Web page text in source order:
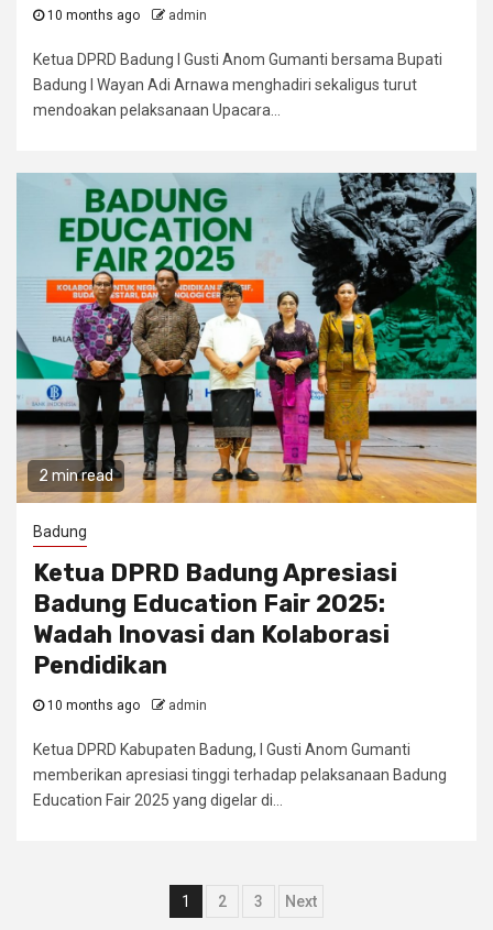
10 months ago admin
Ketua DPRD Badung I Gusti Anom Gumanti bersama Bupati
Badung I Wayan Adi Arnawa menghadiri sekaligus turut
mendoakan pelaksanaan Upacara...
2 min read
Badung
Ketua DPRD Badung Apresiasi
Badung Education Fair 2025:
Wadah Inovasi dan Kolaborasi
Pendidikan
10 months ago admin
Ketua DPRD Kabupaten Badung, I Gusti Anom Gumanti
memberikan apresiasi tinggi terhadap pelaksanaan Badung
Education Fair 2025 yang digelar di...
Posts
1 2 3 Next